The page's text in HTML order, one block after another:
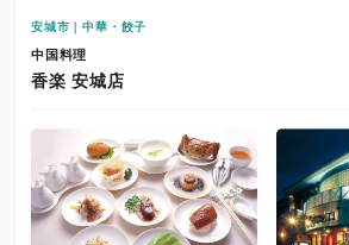
安城市｜中華・餃子
中国料理
香楽 安城店